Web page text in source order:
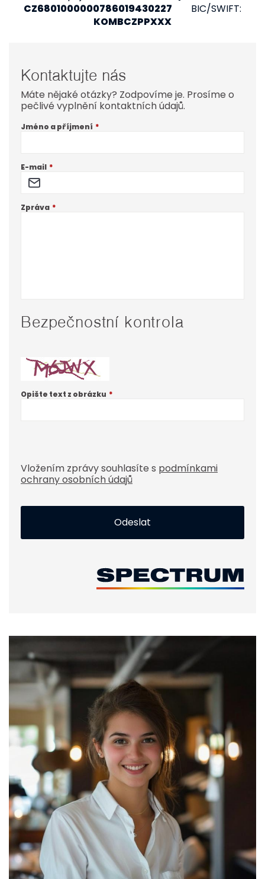
CZ6801000000786019430227 BIC/SWIFT:
KOMBCZPPXXX
Kontaktujte nás
Máte nějaké otázky? Zodpovíme je. Prosíme o
pečlivé vyplnění kontaktních údajů.
Jméno a příjmení
E-mail
Zpráva
Bezpečnostní kontrola
Opište text z obrázku
Vložením zprávy souhlasíte s podmínkami
ochrany osobních údajů
Odeslat